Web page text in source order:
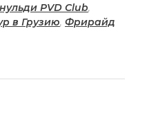
PVD Club,
в Грузию, Фрирайд